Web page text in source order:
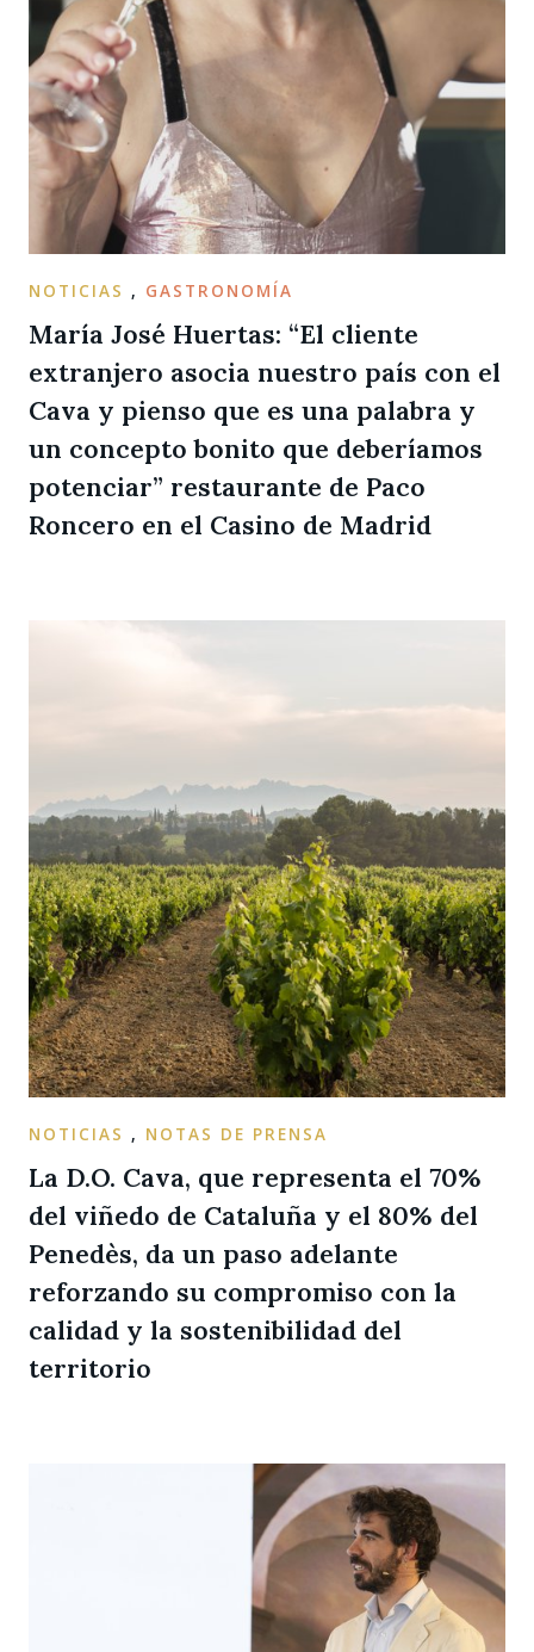
NOTICIAS , GASTRONOMÍA
María José Huertas: “El cliente
extranjero asocia nuestro país con el
Cava y pienso que es una palabra y
un concepto bonito que deberíamos
potenciar” restaurante de Paco
Roncero en el Casino de Madrid
NOTICIAS , NOTAS DE PRENSA
La D.O. Cava, que representa el 70%
del viñedo de Cataluña y el 80% del
Penedès, da un paso adelante
reforzando su compromiso con la
calidad y la sostenibilidad del
territorio